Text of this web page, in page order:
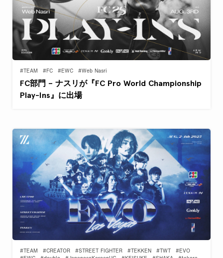
#TEAM #FC #EWC #Web Nasri
FC部門 – ナスリが『FC Pro World Championship
Play-Ins』に出場
#TEAM #CREATOR #STREET FIGHTER #TEKKEN #TWT
#EVO